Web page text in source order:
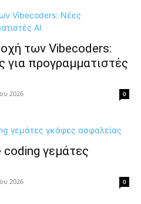
των Vibecoders:
για προγραμματιστές
2026 0
γεμάτες
2026 0